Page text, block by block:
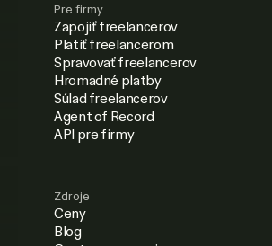
Pre firmy
Zapojiť freelancerov
Platiť freelancerom
Spravovať freelancerov
Hromadné platby
Súlad freelancerov
Agent of Record
API pre firmy
Zdroje
Ceny
Blog